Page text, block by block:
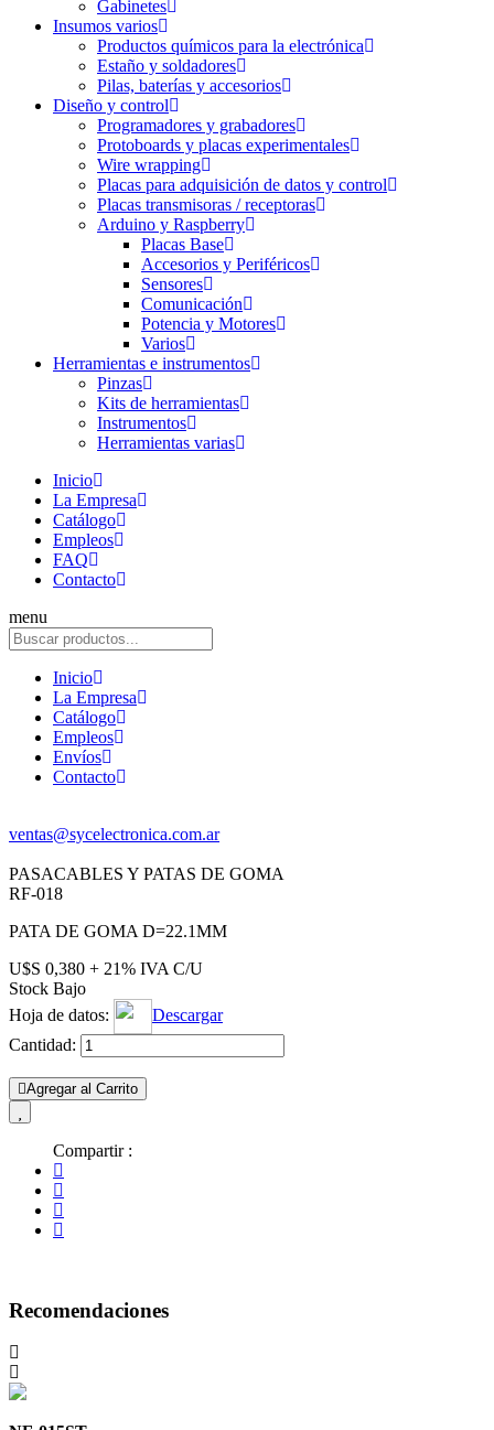
Gabinetes
Insumos varios
Productos químicos para la electrónica
Estaño y soldadores
Pilas, baterías y accesorios
Diseño y control
Programadores y grabadores
Protoboards y placas experimentales
Wire wrapping
Placas para adquisición de datos y control
Placas transmisoras / receptoras
Arduino y Raspberry
Placas Base
Accesorios y Periféricos
Sensores
Comunicación
Potencia y Motores
Varios
Herramientas e instrumentos
Pinzas
Kits de herramientas
Instrumentos
Herramientas varias
Inicio
La Empresa
Catálogo
Empleos
FAQ
Contacto
menu
Inicio
La Empresa
Catálogo
Empleos
Envíos
Contacto
ventas@sycelectronica.com.ar
PASACABLES Y PATAS DE GOMA
RF-018
PATA DE GOMA D=22.1MM
U$S 0,380 + 21% IVA C/U
Stock Bajo
Hoja de datos:
Descargar
Cantidad:
Agregar al Carrito
Compartir :
Recomendaciones